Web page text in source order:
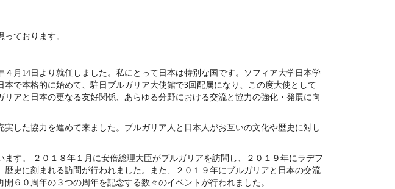
ております。
４月 14日より就任しました。私にとって日本は特別な国です。ソフィア大学日本学
で本格的に始めて、駐日ブルガリア大使館で3回配属になり、この度大使として
アと日本の更なる友好関係、あらゆる分野における交流と協力の強化・発展に向
した協力を進めて来ました。ブルガリア人と日本人がお互いの文化や歴史に対し
す。
２０１８年１月に安倍総理大臣がブルガリアを訪問し、２０１９年にラデフ
史に刻まれる訪問が行われました。また、２０１９年にブルガリアと日本の交流
６０周年の３つの周年を記念する数々のイベントが行われました。